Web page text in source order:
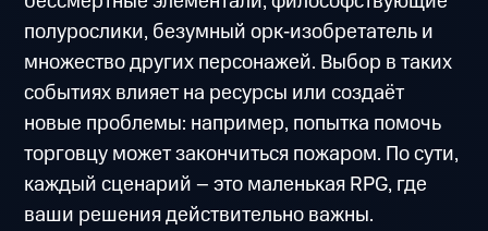
полурослики, безумный орк‑изобретатель и
множество других персонажей. Выбор в таких
событиях влияет на ресурсы или создаёт
новые проблемы: например, попытка помочь
торговцу может закончиться пожаром. По сути,
каждый сценарий – это маленькая RPG, где
ваши решения действительно важны.